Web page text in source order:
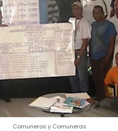
Comuneros y Comuneras